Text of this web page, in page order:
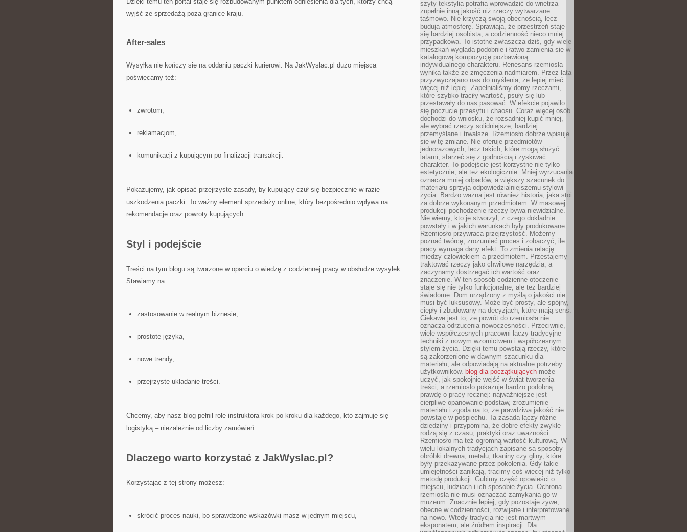
wyjść ze sprzedażą poza granice kraju.
After-sales
Wysyłka nie kończy się na oddaniu paczki kurierowi. Na JakWyslac.pl dużo miejsca
poświęcamy też:
zwrotom,
reklamacjom,
komunikacji z kupującym po finalizacji transakcji.
Pokazujemy, jak opisać przejrzyste zasady, by kupujący czuł się bezpiecznie w razie
uszkodzenia paczki. To ważny element sprzedaży online, który bezpośrednio wpływa na
rekomendacje oraz powroty kupujących.
Styl i podejście
Treści na tym blogu są tworzone w oparciu o wiedzę z codziennej pracy w obsłudze wysyłek.
Stawiamy na:
zastosowanie w realnym biznesie,
prostotę języka,
nowe trendy,
przejrzyste układanie treści.
Chcemy, aby nasz blog pełnił rolę instruktora krok po kroku dla każdego, kto zajmuje się
logistyką – niezależnie od liczby zamówień.
Dlaczego warto korzystać z JakWyslac.pl?
Korzystając z tej strony możesz:
skrócić proces nauki, bo sprawdzone wskazówki masz w jednym miejscu,
szyty tekstylia potrafią wprowadzić do wnętrza
zupełnie inną jakość niż rzeczy wytwarzane
taśmowo. Nie krzyczą swoją obecnością, lecz
budują atmosferę. Sprawiają, że przestrzeń staje
się bardziej osobista, a codzienność nieco mniej
przypadkowa. To istotne zwłaszcza dziś, gdy wiele
mieszkań wygląda podobnie i łatwo zamienia się w
katalogową kompozycję pozbawioną
indywidualnego charakteru. Renesans rzemiosła
wynika także ze zmęczenia nadmiarem. Przez lata
przyzwyczajano nas do myślenia, że lepiej mieć
więcej niż lepiej. Zapełnialiśmy domy rzeczami,
które szybko traciły wartość, psuły się lub
przestawały do nas pasować. W efekcie pojawiło
się poczucie przesytu i chaosu. Coraz więcej osób
dochodzi do wniosku, że rozsądniej kupić mniej,
ale wybrać rzeczy solidniejsze, bardziej
przemyślane i trwalsze. Rzemiosło dobrze wpisuje
się w tę zmianę. Nie oferuje przedmiotów
jednorazowych, lecz takich, które mogą służyć
latami, starzeć się z godnością i zyskiwać
charakter. To podejście jest korzystne nie tylko
estetycznie, ale też ekologicznie. Mniej wyrzucania
oznacza mniej odpadów, a większy szacunek do
materiału sprzyja odpowiedzialniejszemu stylowi
życia. Bardzo ważna jest również historia, jaka stoi
za dobrze wykonanym przedmiotem. W masowej
produkcji pochodzenie rzeczy bywa niewidzialne.
Nie wiemy, kto je stworzył, z czego dokładnie
powstały i w jakich warunkach były produkowane.
Rzemiosło przywraca przejrzystość. Możemy
poznać twórcę, zrozumieć proces i zobaczyć, ile
pracy wymaga dany efekt. To zmienia relację
między człowiekiem a przedmiotem. Przestajemy
traktować rzeczy jako chwilowe narzędzia, a
zaczynamy dostrzegać ich wartość oraz
znaczenie. W ten sposób codzienne otoczenie
staje się nie tylko funkcjonalne, ale też bardziej
świadome. Dom urządzony z myślą o jakości nie
musi być luksusowy. Może być prosty, ale spójny,
ciepły i zbudowany na decyzjach, które mają sens.
Ciekawe jest to, że powrót do rzemiosła nie
oznacza odrzucenia nowoczesności. Przeciwnie,
wiele współczesnych pracowni łączy tradycyjne
techniki z nowym wzornictwem i współczesnym
stylem życia. Dzięki temu powstają rzeczy, które
są zakorzenione w dawnym szacunku dla
materiału, ale odpowiadają na aktualne potrzeby
użytkowników. blog dla początkujących może
uczyć, jak spokojnie wejść w świat tworzenia
treści, a rzemiosło pokazuje bardzo podobną
prawdę o pracy ręcznej: najważniejsze jest
cierpliwe opanowanie podstaw, zrozumienie
materiału i zgoda na to, że prawdziwa jakość nie
powstaje w pośpiechu. Ta zasada łączy różne
dziedziny i przypomina, że dobre efekty zwykle
rodzą się z czasu, praktyki oraz uważności.
Rzemiosło ma też ogromną wartość kulturową. W
wielu lokalnych tradycjach zapisane są sposoby
obróbki drewna, metalu, tkaniny czy gliny, które
były przekazywane przez pokolenia. Gdy takie
umiejętności zanikają, tracimy coś więcej niż tylko
metodę produkcji. Gubimy część opowieści o
miejscu, ludziach i ich sposobie życia. Ochrona
rzemiosła nie musi oznaczać zamykania go w
muzeum. Znacznie lepiej, gdy pozostaje żywe,
obecne w codzienności, rozwijane i interpretowane
na nowo. Wtedy tradycja nie jest martwym
eksponatem, ale źródłem inspiracji. Dla